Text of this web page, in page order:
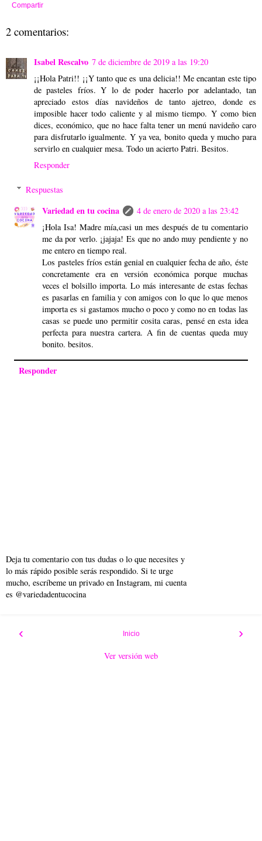
Compartir
2 comentarios:
Isabel Rescalvo 7 de diciembre de 2019 a las 19:20
¡¡Hola Patri!! ¡¡Y tanto que es una delicia!! Me encantan este tipo
de pasteles fríos. Y lo de poder hacerlo por adelantado, tan
apreciado estos días navideños de tanto ajetreo, donde es
imposible hacer todo caliente y al mismo tiempo. Y como bien
dices, económico, que no hace falta tener un menú navideño caro
para disfrutarlo igualmente. Y ya vea, bonito queda y mucho para
servirlo en cualquier mesa. Todo un acierto Patri. Besitos.
Responder
Respuestas
Variedad en tu cocina
4 de enero de 2020 a las 23:42
¡Hola Isa! Madre mía,casi un mes después de tu comentario
me da por verlo. ¡jajaja! Es que no ando muy pendiente y no
me entero en tiempo real.
Los pasteles fríos están genial en cualquier fecha de año, éste
concretamente era en versión económica porque muchas
veces el bolsillo importa. Lo más interesante de estas fechas
es pasarlas en familia y con amigos con lo que lo que menos
importa es si gastamos mucho o poco y como no en todas las
casas se puede uno permitir cosita caras, pensé en esta idea
perfecta para nuestra cartera. A fin de cuentas queda muy
bonito. besitos.
Responder
Deja tu comentario con tus dudas o lo que necesites y
lo más rápido posible serás respondido. Si te urge
mucho, escríbeme un privado en Instagram, mi cuenta
es @variedadentucocina
‹ ›
Inicio
Ver versión web